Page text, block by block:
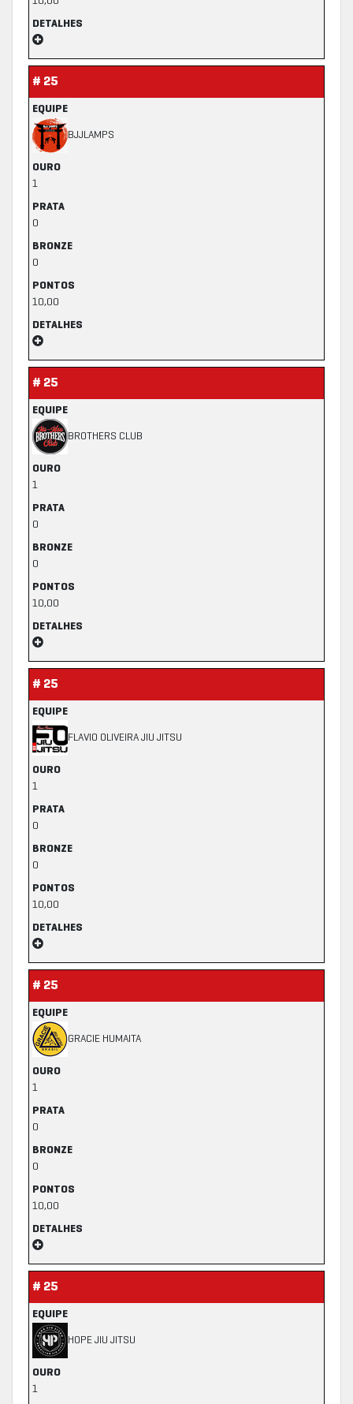
DETALHES
# 25
EQUIPE
BJJLAMPS
OURO
1
PRATA
0
BRONZE
0
PONTOS
10,00
DETALHES
# 25
EQUIPE
BROTHERS CLUB
OURO
1
PRATA
0
BRONZE
0
PONTOS
10,00
DETALHES
# 25
EQUIPE
FLAVIO OLIVEIRA JIU JITSU
OURO
1
PRATA
0
BRONZE
0
PONTOS
10,00
DETALHES
# 25
EQUIPE
GRACIE HUMAITA
OURO
1
PRATA
0
BRONZE
0
PONTOS
10,00
DETALHES
# 25
EQUIPE
HOPE JIU JITSU
OURO
1